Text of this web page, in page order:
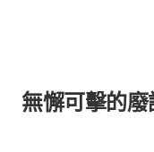
無懈可擊的